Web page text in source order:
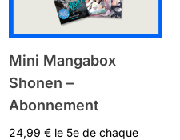
Mini Mangabox
Shonen –
Abonnement
24,99 € le 5e de chaque